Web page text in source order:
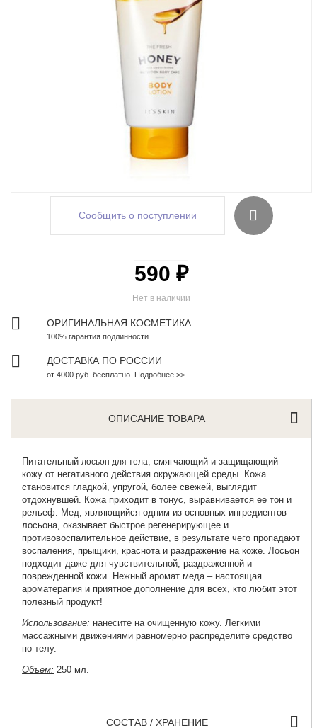
Сообщить о поступлении
Нет в наличии
590 ₽
ОРИГИНАЛЬНАЯ КОСМЕТИКА
100% гарантия подлинности
ДОСТАВКА ПО РОССИИ
от 4000 руб. бесплатно. Подробнее >>
ОПИСАНИЕ ТОВАРА
Питательный лосьон для тела
, смягчающий и защищающий
кожу от негативного действия окружающей среды. Кожа
становится гладкой, упругой, более свежей, выглядит
отдохнувшей. Кожа приходит в тонус, выравнивается ее тон и
рельеф. Мед, являющийся одним из основных ингредиентов
лосьона, оказывает быстрое регенерирующее и
противовоспалительное действие, в результате чего пропадают
воспаления, прыщики, краснота и раздражение на коже. Лосьон
подходит даже для чувствительной, раздраженной и
поврежденной кожи. Нежный аромат меда – настоящая
ароматерапия и приятное дополнение для всех, кто любит этот
полезный продукт!
Использование: нанесите на очищенную кожу. Легкими
массажными движениями равномерно распределите средство
по телу.
Объем: 250 мл.
СОСТАВ / ХРАНЕНИЕ